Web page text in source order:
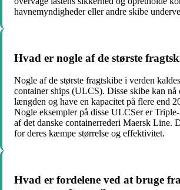
havnemyndigheder eller andre skibe
Hvad er nogle af de største
Nogle af de største fragtskibe i verden
container ships (ULCS). Disse skibe kan nå
længden og have en kapacitet på flere end
Nogle eksempler på disse ULCSer er
af det danske containerrederi Maersk Line.
for deres kæmpe størrelse og effektivitet.
Hvad er fordelene ved at bruge